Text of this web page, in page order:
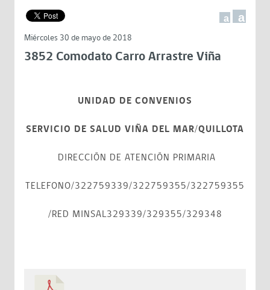
a a
Miércoles 30 de mayo de 2018
3852 Comodato Carro Arrastre Viña
UNIDAD DE CONVENIOS
SERVICIO DE SALUD VIÑA DEL MAR/QUILLOTA
DIRECCIÓN DE ATENCIÓN PRIMARIA
TELEFONO/322759339/322759355/322759355
/RED MINSAL329339/329355/329348